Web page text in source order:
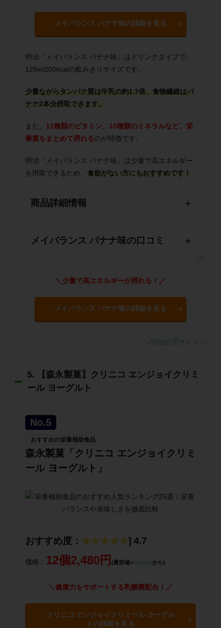
メイバランス バナナ味の詳細を見る
明治「メイバランス バナナ味」はドリンクタイプで、
125ml200kcalの飲みきりサイズです。
少量ながらタンパク質は牛乳の約1.7倍、食物繊維はバ
ナナ2本分摂取できます。
また、 11種類のビタミン、10種類のミネラルなど、栄
養素をまとめて摂れるのが特徴です。
明治「メイバランス バナナ味」は少量で高エネルギー
を摂取できるため、 食欲がない方にもおすすめです！
商品詳細情報
メイバランス バナナ味の口コミ
＼少量で高エネルギーが摂れる！／
メイバランス バナナ味の詳細を見る
→明治公式サイトへ
5. 【森永製菓】クリニコ エンジョイクリミ
ール ヨーグルト
No.5
おすすめの栄養補助食品
森永製菓「クリニコ エンジョイクリミ
ール ヨーグルト」
おすすめ度： ★★★★★] 4.7
価格： 12個2,480円 (最安値=Amazonから)
＼健康力をサポートする乳酸菌配合！／
クリニコ エンジョイクリミール ヨーグル
トの詳細を見る